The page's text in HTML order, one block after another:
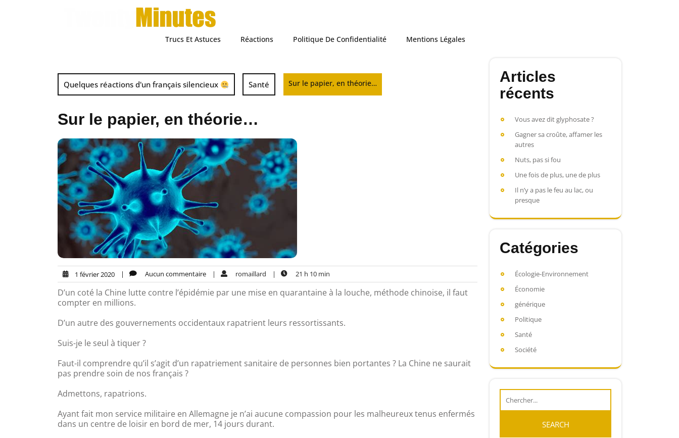
Trucs Et Astuces Réactions Politique De Confidentialité Mentions Légales
Quelques réactions d'un français silencieux Santé Sur le papier, en théorie…
Sur le papier, en théorie…
1 février 2020 | Aucun commentaire | romaillard | 21 h 10 min
D’un coté la Chine lutte contre l’épidémie par une mise en quarantaine à la louche, méthode chinoise, il faut
compter en millions.
D’un autre des gouvernements occidentaux rapatrient leurs ressortissants.
Suis-je le seul à tiquer ?
Faut-il comprendre qu’il s’agit d’un rapatriement sanitaire de personnes bien portantes ? La Chine ne saurait
pas prendre soin de nos français ?
Admettons, rapatrions.
Ayant fait mon service militaire en Allemagne je n’ai aucune compassion pour les malheureux tenus enfermés
dans un centre de loisir en bord de mer, 14 jours durant.
Articles
récents
Vous avez dit glyphosate ?
Gagner sa croûte, affamer les
autres
Nuts, pas si fou
Une fois de plus, une de plus
Il n’y a pas le feu au lac, ou
presque
Catégories
Écologie-Environnement
Économie
générique
Politique
Santé
Société